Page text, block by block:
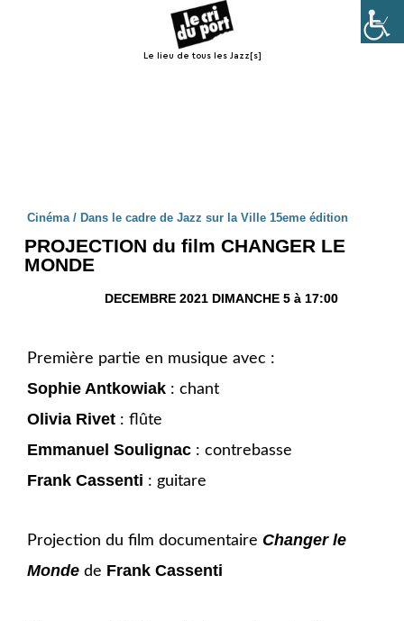
Le lieu de tous les Jazz[s]
Cinéma / Dans le cadre de Jazz sur la Ville 15eme édition
PROJECTION du film CHANGER LE
MONDE
DECEMBRE 2021 DIMANCHE 5 à 17:00
Première partie en musique avec :
Sophie Antkowiak : chant
Olivia Rivet : flûte
Emmanuel Soulignac : contrebasse
Frank Cassenti : guitare
Projection du film documentaire Changer le
Monde de Frank Cassenti